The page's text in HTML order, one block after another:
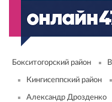
Бокситогорский район
Кингисеппский район
Александр Дрозденко